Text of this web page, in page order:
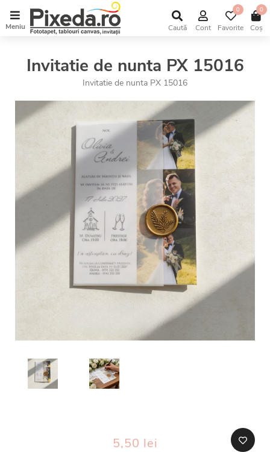
Meniu Caută Cont Favorite
0
Coș
0
Invitatie de nunta PX 15016
Invitatie de nunta PX 15016
5,50 lei